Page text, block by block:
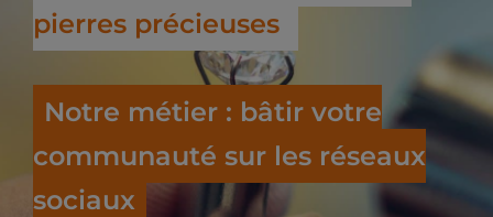
pierres précieuses
Notre métier : bâtir votre
communauté sur les réseaux
sociaux